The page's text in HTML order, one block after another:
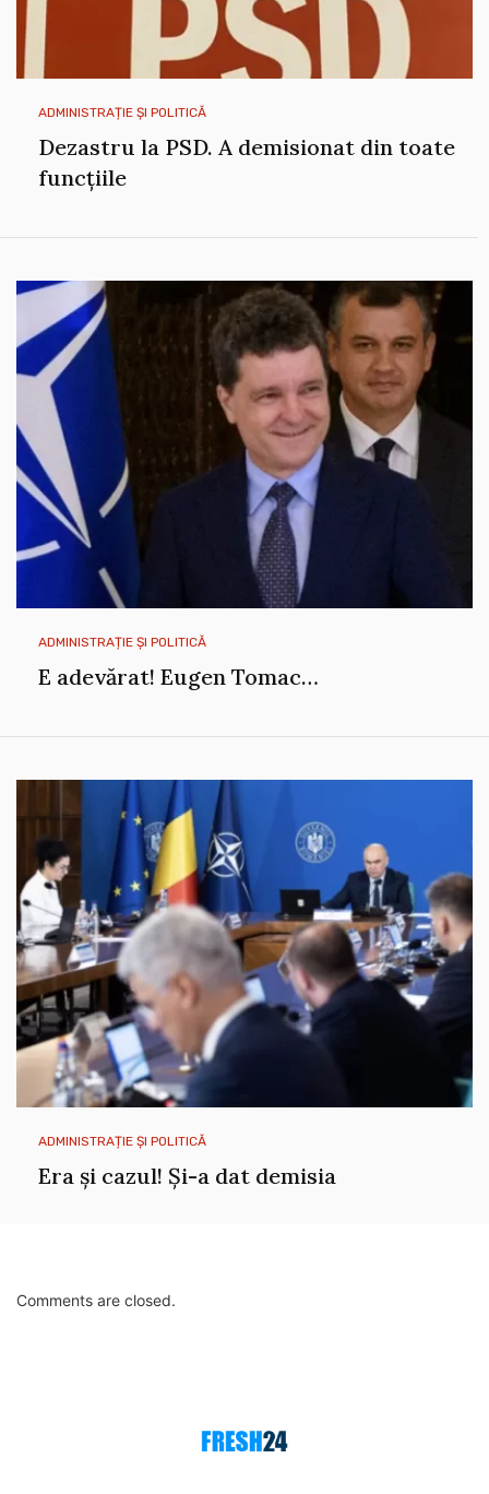
ADMINISTRAȚIE ȘI POLITICĂ
Dezastru la PSD. A demisionat din toate
funcțiile
ADMINISTRAȚIE ȘI POLITICĂ
E adevărat! Eugen Tomac…
ADMINISTRAȚIE ȘI POLITICĂ
Era și cazul! Și-a dat demisia
Comments are closed.